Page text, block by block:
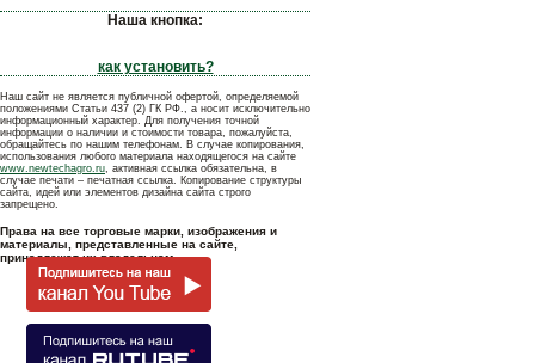
Наша кнопка:
как установить?
Наш сайт не является публичной офертой, определяемой
положениями Статьи 437 (2) ГК РФ., а носит исключительно
информационный характер. Для получения точной
информации о наличии и стоимости товара, пожалуйста,
обращайтесь по нашим телефонам. В случае копирования,
использования любого материала находящегося на сайте
www.newtechagro.ru, активная ссылка обязательна, в
случае печати – печатная ссылка. Копирование структуры
сайта, идей или элементов дизайна сайта строго
запрещено.
Права на все торговые марки, изображения и
материалы, представленные на сайте,
принадлежат их владельцам.